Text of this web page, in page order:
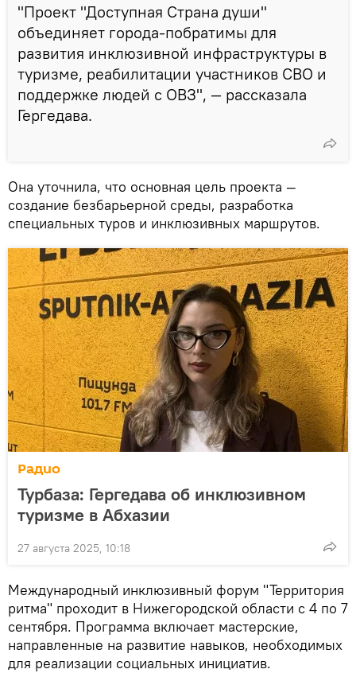
"Проект "Доступная Страна души"
объединяет города-побратимы для
развития инклюзивной инфраструктуры в
туризме, реабилитации участников СВО и
поддержке людей с ОВЗ", — рассказала
Гергедава.
Она уточнила, что основная цель проекта —
создание безбарьерной среды, разработка
специальных туров и инклюзивных маршрутов.
Радио
Турбаза: Гергедава об инклюзивном
туризме в Абхазии
27 августа 2025, 10:18
Международный инклюзивный форум "Территория
ритма" проходит в Нижегородской области с 4 по 7
сентября. Программа включает мастерские,
направленные на развитие навыков, необходимых
для реализации социальных инициатив.